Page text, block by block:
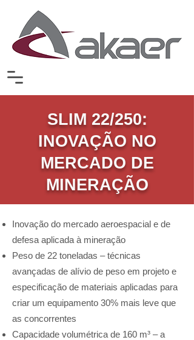
SLIM 22/250:
INOVAÇÃO NO
MERCADO DE
MINERAÇÃO
Inovação do mercado aeroespacial e de
defesa aplicada à mineração
Peso de 22 toneladas – técnicas
avançadas de alívio de peso em projeto e
especificação de materiais aplicadas para
criar um equipamento 30% mais leve que
as concorrentes
Capacidade volumétrica de 160 m³ – a